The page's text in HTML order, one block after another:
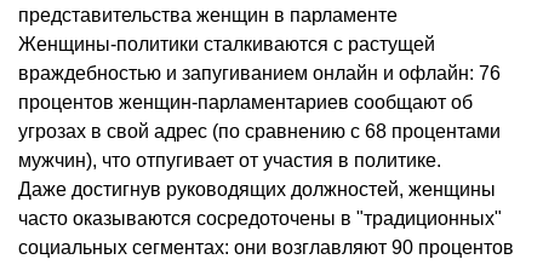
представительства женщин в парламенте
Женщины‑политики сталкиваются с растущей
враждебностью и запугиванием онлайн и офлайн: 76
процентов женщин‑парламентариев сообщают об
угрозах в свой адрес (по сравнению с 68 процентами
мужчин), что отпугивает от участия в политике.
Даже достигнув руководящих должностей, женщины
часто оказываются сосредоточены в "традиционных"
социальных сегментах: они возглавляют 90 процентов